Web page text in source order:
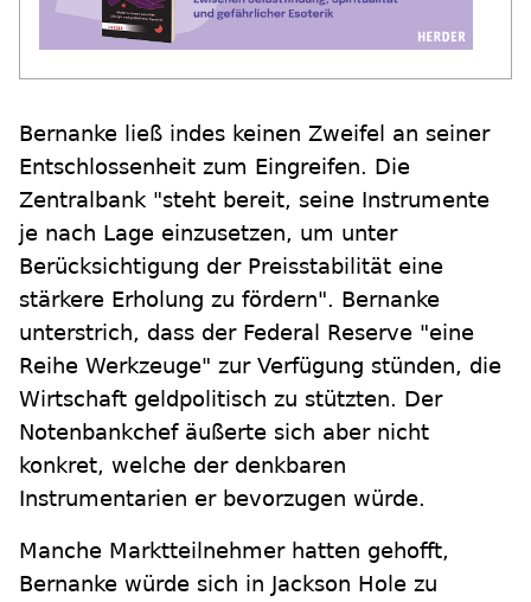
Bernanke ließ indes keinen Zweifel an seiner
Entschlossenheit zum Eingreifen. Die
Zentralbank "steht bereit, seine Instrumente
je nach Lage einzusetzen, um unter
Berücksichtigung der Preisstabilität eine
stärkere Erholung zu fördern". Bernanke
unterstrich, dass der Federal Reserve "eine
Reihe Werkzeuge" zur Verfügung stünden, die
Wirtschaft geldpolitisch zu stützten. Der
Notenbankchef äußerte sich aber nicht
konkret, welche der denkbaren
Instrumentarien er bevorzugen würde.
Manche Marktteilnehmer hatten gehofft,
Bernanke würde sich in Jackson Hole zu